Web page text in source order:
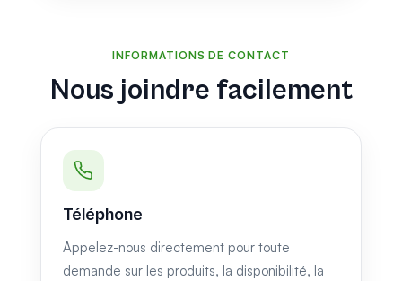
INFORMATIONS DE CONTACT
Nous joindre facilement
Téléphone
Appelez-nous directement pour toute
demande sur les produits, la disponibilité, la